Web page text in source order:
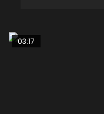
03:17